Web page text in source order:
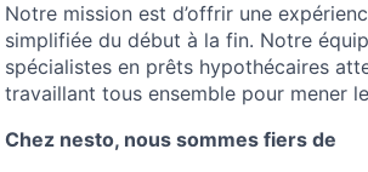
Notre mission est d’offrir une
simplifiée du début à la fin. Notre
spécialistes en prêts hypothécaires
travaillant tous ensemble pour mener
Chez nesto, nous sommes fiers de